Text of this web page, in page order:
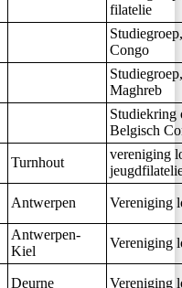
filatelie
Congo
Maghreb
Studiekring
Belgisch
Turnhout
vereniging
Antwerpen Vereniging
Antwerpen-
Kiel
Vereniging
Deurne Vereniging